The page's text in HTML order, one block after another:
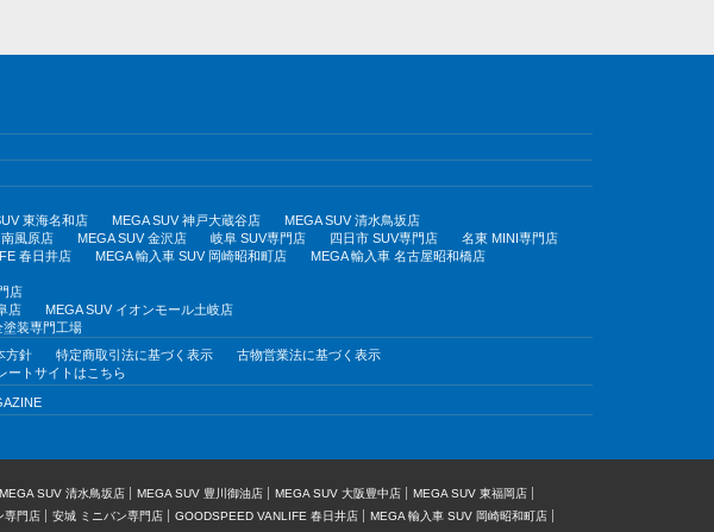
東海名和店 MEGA SUV 神戸大蔵谷店
MEGA SUV 清水鳥坂店
風原店 MEGA SUV 金沢店 岐阜 SUV専門店 四日市 SUV専門店
名東 MINI専門店
春日井店 MEGA 輸入車 SUV 岡崎昭和町店
MEGA 輸入車 名古屋昭和橋店
店
店
MEGA SUV イオンモール土岐店
塗装専門工場
方針 特定商取引法に基づく表示
古物営業法に基づく表示
ートサイトはこちら
MEGA SUV 清水鳥坂店 MEGA SUV 豊川御油店 MEGA SUV 大阪豊中店
MEGA SUV 東福岡店
専門店 安城 ミニバン専門店 GOODSPEED VANLIFE 春日井店
MEGA 輸入車 SUV 岡崎昭和町店